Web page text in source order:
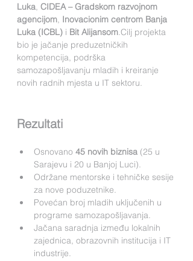
Luka, CIDEA – Gradskom razvojnom
agencijom, Inovacionim centrom Banja
Luka (ICBL) i Bit Alijansom.Cilj projekta
bio je jačanje preduzetničkih
kompetencija, podrška
samozapošljavanju mladih i kreiranje
novih radnih mjesta u IT sektoru.
Rezultati
Osnovano 45 novih biznisa (25 u
Sarajevu i 20 u Banjoj Luci).
Održane mentorske i tehničke sesije
za nove poduzetnike.
Povećan broj mladih uključenih u
programe samozapošljavanja.
Jačana saradnja između lokalnih
zajednica, obrazovnih institucija i IT
industrije.